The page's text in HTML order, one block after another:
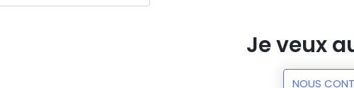
Je veux
NOUS